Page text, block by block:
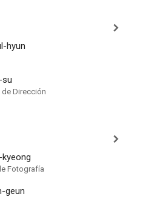
hyun
su
Dirección
Fotografía
geun